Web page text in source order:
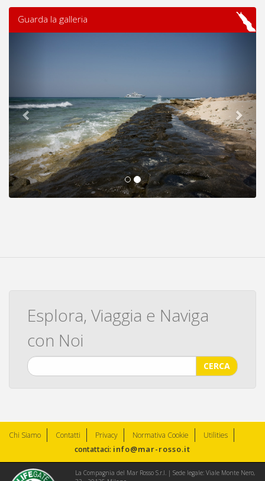
Guarda la galleria
Esplora, Viaggia e Naviga
con Noi
CERCA
Chi Siamo Contatti Privacy Normativa Cookie
Utilities
contattaci: info@mar-rosso.it
La Compagnia del Mar Rosso S.r.l. | Sede legale: Viale Monte Nero,